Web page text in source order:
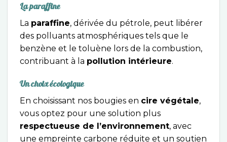
La paraffine
La paraffine, dérivée du pétrole, peut libérer
des polluants atmosphériques tels que le
benzène et le toluène lors de la combustion,
contribuant à la pollution intérieure.
Un choix écologique
En choisissant nos bougies en cire végétale,
vous optez pour une solution plus
respectueuse de l’environnement, avec
une empreinte carbone réduite et un soutien